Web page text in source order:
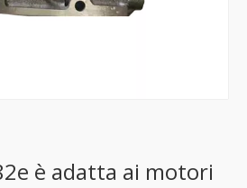
è adatta ai motori